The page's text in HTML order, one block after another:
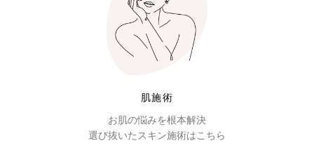
肌施術
お肌の悩みを根本解決
選び抜いたスキン施術はこちら